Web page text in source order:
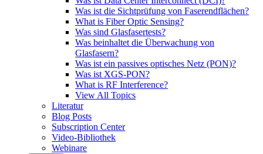
Was ist die Sichtprüfung von Faserendflächen?
What is Fiber Optic Sensing?
Was sind Glasfasertests?
Was beinhaltet die Überwachung von
Glasfasern?
Was ist ein passives optisches Netz (PON)?
Was ist XGS-PON?
What is RF Interference?
View All Topics
Literatur
Blog Posts
Subscription Center
Video-Bibliothek
Webinare